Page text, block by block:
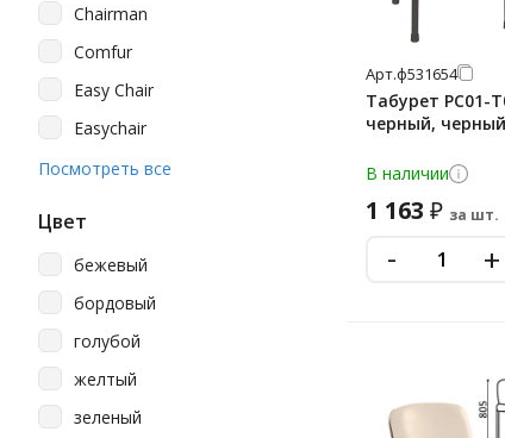
Chairman
Comfur
Easy Chair
Easychair
Furniture
Бюрократ
М-Стайл
Посмотреть все
Цвет
бежевый
бордовый
голубой
желтый
зеленый
Арт.ф531654
Табурет РС01-
черный,
В наличии
1 163 ₽ за шт.
- +